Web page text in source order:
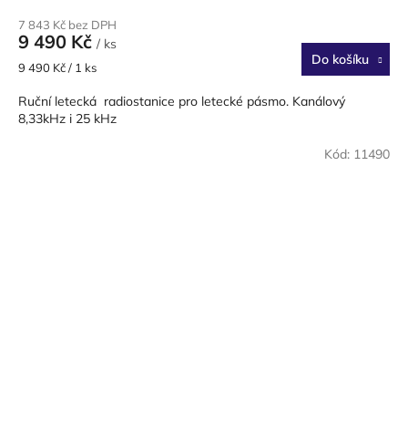
7 843 Kč bez DPH
9 490 Kč / ks
Měrná
9 490 Kč / 1 ks Do košíku
Ruční letecká radiostanice pro letecké pásmo. Kanálový
8,33kHz i 25 kHz
Kód: 11490